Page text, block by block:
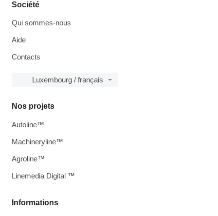
Société
Qui sommes-nous
Aide
Contacts
Luxembourg / français
Informations
Nos projets
Autoline™
Machineryline™
Agroline™
Linemedia Digital ™